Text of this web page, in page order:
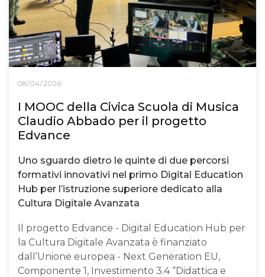
08/04/2026
I MOOC della Civica Scuola di Musica
Claudio Abbado per il progetto
Edvance
Uno sguardo dietro le quinte di due percorsi
formativi innovativi nel primo Digital Education
Hub per l’istruzione superiore dedicato alla
Cultura Digitale Avanzata
Il progetto Edvance - Digital Education Hub per
la Cultura Digitale Avanzata è finanziato
dall’Unione europea - Next Generation EU,
Componente 1, Investimento 3.4 “Didattica e